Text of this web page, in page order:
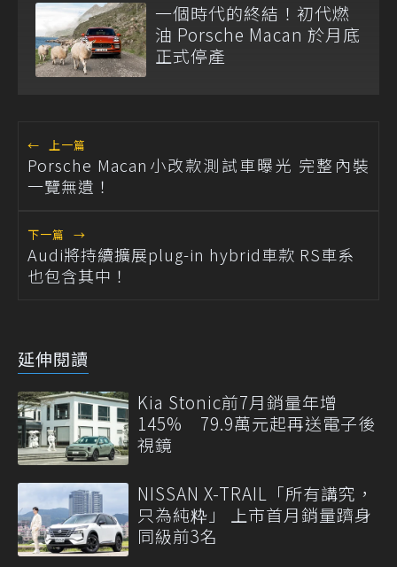
一個時代的終結！初代燃
油 Porsche Macan 於月底
正式停產
← 上一篇
Porsche Macan小改款測試車曝光 完整內裝
一覽無遺！
下一篇 →
Audi將持續擴展plug-in hybrid車款 RS車系
也包含其中！
延伸閱讀
Kia Stonic前7月銷量年增
145% 79.9萬元起再送電子後
視鏡
NISSAN X-TRAIL「所有講究，
只為純粋」 上市首月銷量躋身
同級前3名